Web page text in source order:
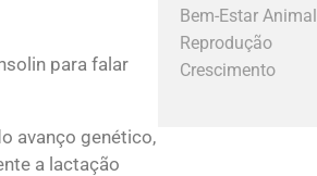
para falar
avanço genético,
a lactação
Bem-Estar Animal
Reprodução
Crescimento